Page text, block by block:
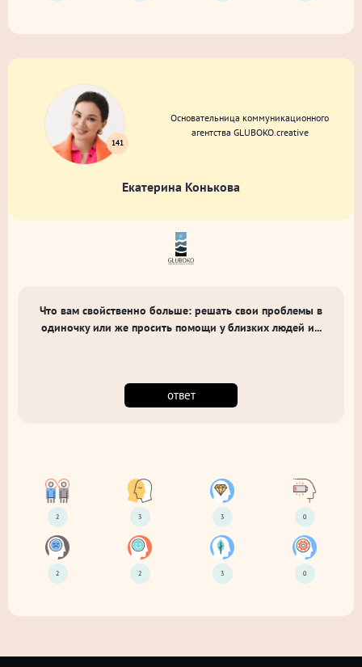
141
Основательница коммуникационного
агентства GLUBOKO.creative
Екатерина Конькова
Что вам свойственно больше: решать свои проблемы в
одиночку или же просить помощи у близких людей и...
ответ
2 3 3 0
2 2 3 0